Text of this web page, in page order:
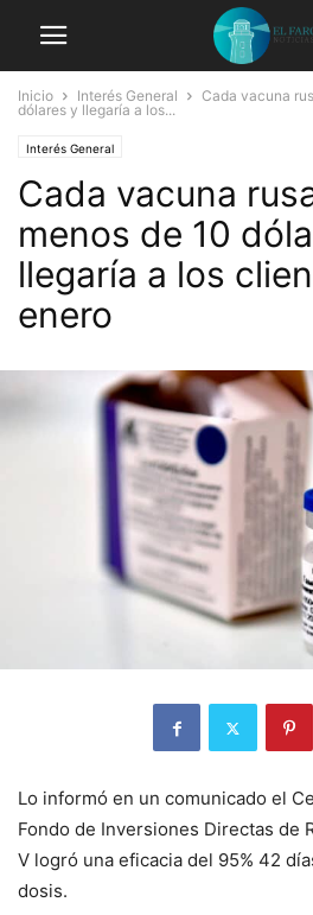
Inicio Interés General
Cada vacuna
dólares y llegaría a los...
Interés General
Cada vacuna
menos de 10
llegaría a los
enero
Lo informó en un comunicado el
Fondo de Inversiones Directas de
V logró una eficacia del 95% 42
dosis.